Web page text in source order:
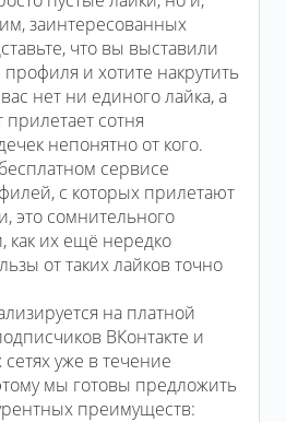
заинтересованных
что вы выставили
и хотите накрутить
нет ни единого лайка, а
прилетает сотня
непонятно от кого.
сервисе
с которых прилетают
это сомнительного
как их ещё нередко
от таких лайков точно
на платной
ВКонтакте и
уже в течение
мы готовы предложить
преимуществ: